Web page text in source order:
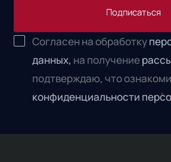
Подписаться
Согласен на обработку
данных, на получение
подтверждаю, что
конфиденциальности